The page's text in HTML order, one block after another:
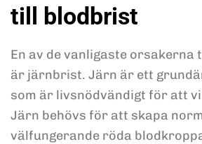
till blodbrist
En av de vanligaste orsakerna
är järnbrist. Järn är ett
som är livsnödvändigt för att
Järn behövs för att skapa
välfungerande röda